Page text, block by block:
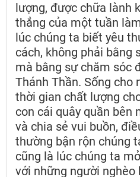
lượng, được chữa lành
thẳng của một tuần
lúc chúng ta biết yêu
cách, không phải bằng
mà bằng sự chăm sóc
Thánh Thần. Sống cho
thời gian chất lượng
con cái quây quần bên
và chia sẻ vui buồn,
thường bận rộn chúng
cũng là lúc chúng ta
với những người nghèo